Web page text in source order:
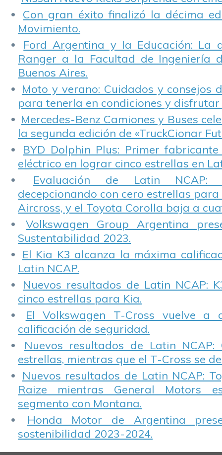
Con gran éxito finalizó la décima
Movimiento.
Ford Argentina y la Educación: La
Ranger a la Facultad de Ingeniería
Buenos Aires.
Moto y verano: Cuidados y consejos
para tenerla en condiciones y disfrutar
Mercedes-Benz Camiones y Buses
la segunda edición de «TruckCionar
BYD Dolphin Plus: Primer
eléctrico en lograr cinco estrellas en
Evaluación de Latin NCAP:
decepcionando con cero estrellas para
Aircross, y el Toyota Corolla baja a
Volkswagen Group Argentina
Sustentabilidad 2023.
El Kia K3 alcanza la máxima
Latin NCAP.
Nuevos resultados de Latin NCAP:
cinco estrellas para Kia.
El Volkswagen T-Cross vuelve a
calificación de seguridad.
Nuevos resultados de Latin NCAP:
estrellas, mientras que el T-Cross se
Nuevos resultados de Latin NCAP:
Raize mientras General Motors
segmento con Montana.
Honda Motor de Argentina
sostenibilidad 2023-2024.